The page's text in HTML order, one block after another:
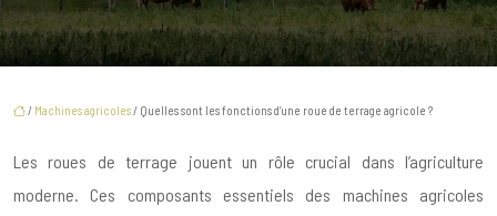
/ Machines agricoles/ Quelles sont les fonctions d’une roue de terrage agricole ?
Les roues de terrage jouent un rôle crucial dans l’agriculture
moderne. Ces composants essentiels des machines agricoles